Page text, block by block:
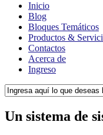
Inicio
Blog
Bloques Temáticos
Productos &
Contactos
Acerca de
Ingreso
Un sistema de